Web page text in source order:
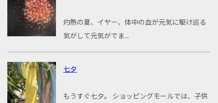
灼熱の夏、イヤー、体中の血が元気に駆け巡る
気がして元気がでま...
七夕
もうすぐ七夕。 ショッピングモールでは、子供